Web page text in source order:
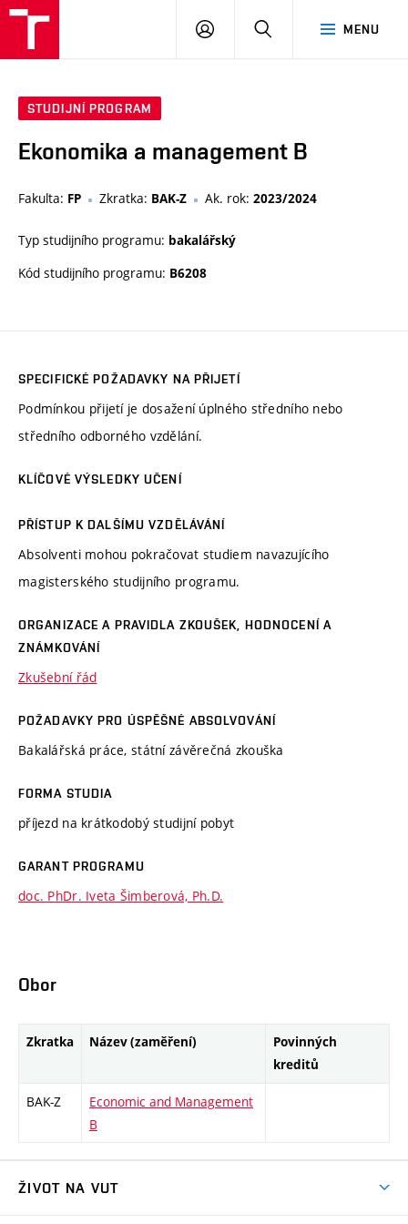
MENU
PŘIHLÁSIT
STUDIJNÍ PROGRAM
Ekonomika a management B
Fakulta: FP Zkratka: BAK-Z Ak. rok: 2023/2024
Typ studijního programu: bakalářský
Kód studijního programu: B6208
SPECIFICKÉ POŽADAVKY NA PŘIJETÍ
Podmínkou přijetí je dosažení úplného středního nebo
středního odborného vzdělání.
KLÍČOVÉ VÝSLEDKY UČENÍ
PŘÍSTUP K DALŠÍMU VZDĚLÁVÁNÍ
Absolventi mohou pokračovat studiem navazujícího
magisterského studijního programu.
ORGANIZACE A PRAVIDLA ZKOUŠEK, HODNOCENÍ A
ZNÁMKOVÁNÍ
Zkušební řád
POŽADAVKY PRO ÚSPĚŠNÉ ABSOLVOVÁNÍ
Bakalářská práce, státní závěrečná zkouška
FORMA STUDIA
příjezd na krátkodobý studijní pobyt
GARANT PROGRAMU
doc. PhDr. Iveta Šimberová, Ph.D.
Obor
Zkratka Název (zaměření)
Povinných
kreditů
BAK-Z
Economic and Management
B
ŽIVOT NA VUT